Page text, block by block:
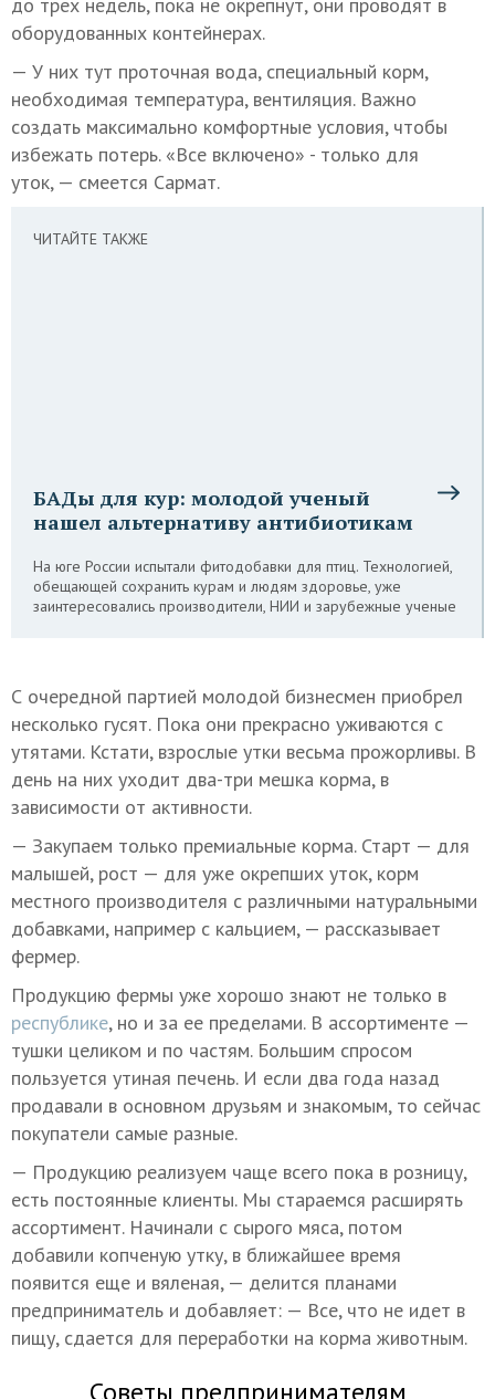
оборудованных контейнерах.
— У них тут проточная вода, специальный корм,
необходимая температура, вентиляция. Важно
создать максимально комфортные условия, чтобы
избежать потерь. «Все включено» - только для
уток, — смеется Сармат.
ЧИТАЙТЕ ТАКЖЕ
БАДы для кур: молодой ученый
нашел альтернативу антибиотикам
На юге России испытали фитодобавки для птиц. Технологией,
обещающей сохранить курам и людям здоровье, уже
заинтересовались производители, НИИ и зарубежные ученые
С очередной партией молодой бизнесмен приобрел
несколько гусят. Пока они прекрасно уживаются с
утятами. Кстати, взрослые утки весьма прожорливы. В
день на них уходит два-три мешка корма, в
зависимости от активности.
— Закупаем только премиальные корма. Старт — для
малышей, рост — для уже окрепших уток, корм
местного производителя с различными натуральными
добавками, например с кальцием, — рассказывает
фермер.
Продукцию фермы уже хорошо знают не только в
республике, но и за ее пределами. В ассортименте —
тушки целиком и по частям. Большим спросом
пользуется утиная печень. И если два года назад
продавали в основном друзьям и знакомым, то сейчас
покупатели самые разные.
— Продукцию реализуем чаще всего пока в розницу,
есть постоянные клиенты. Мы стараемся расширять
ассортимент. Начинали с сырого мяса, потом
добавили копченую утку, в ближайшее время
появится еще и вяленая, — делится планами
предприниматель и добавляет: — Все, что не идет в
пищу, сдается для переработки на корма животным.
Советы предпринимателям